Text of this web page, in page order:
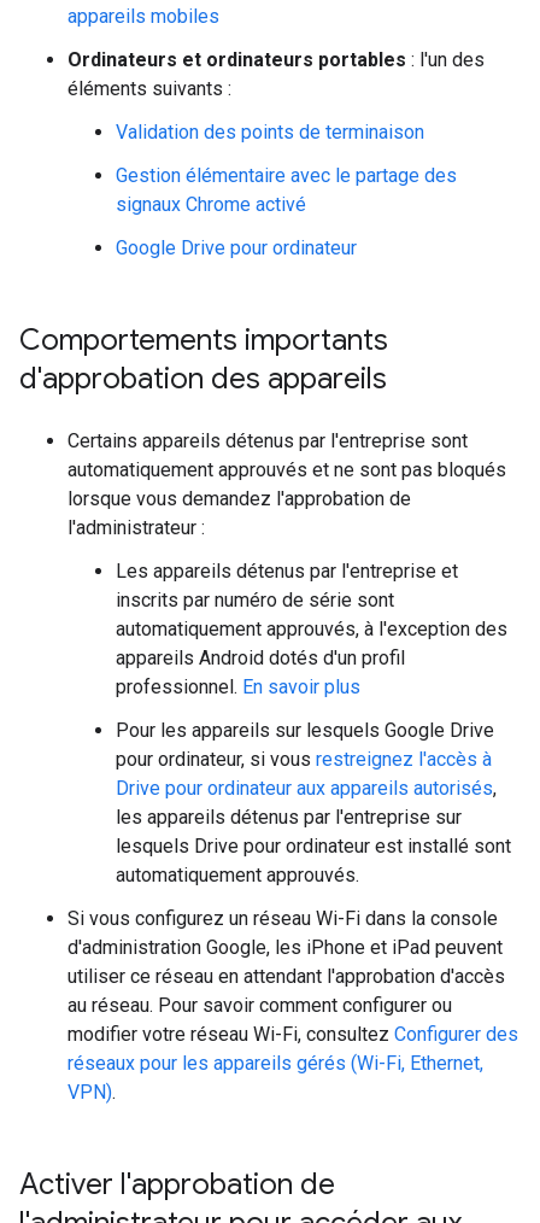
appareils mobiles
Ordinateurs et ordinateurs portables : l'un des
éléments suivants :
Validation des points de terminaison
Gestion élémentaire avec le partage des
signaux Chrome activé
Google Drive pour ordinateur
Comportements importants
d'approbation des appareils
Certains appareils détenus par l'entreprise sont
automatiquement approuvés et ne sont pas bloqués
lorsque vous demandez l'approbation de
l'administrateur :
Les appareils détenus par l'entreprise et
inscrits par numéro de série sont
automatiquement approuvés, à l'exception des
appareils Android dotés d'un profil
professionnel. En savoir plus
Pour les appareils sur lesquels Google Drive
pour ordinateur, si vous restreignez l'accès à
Drive pour ordinateur aux appareils autorisés,
les appareils détenus par l'entreprise sur
lesquels Drive pour ordinateur est installé sont
automatiquement approuvés.
Si vous configurez un réseau Wi-Fi dans la console
d'administration Google, les iPhone et iPad peuvent
utiliser ce réseau en attendant l'approbation d'accès
au réseau. Pour savoir comment configurer ou
modifier votre réseau Wi-Fi, consultez Configurer des
réseaux pour les appareils gérés (Wi-Fi, Ethernet,
VPN).
Activer l'approbation de